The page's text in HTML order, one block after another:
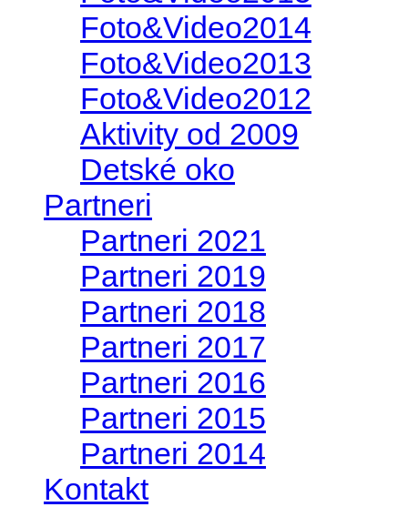
Foto&Video2014
Foto&Video2013
Foto&Video2012
Aktivity od 2009
Detské oko
Partneri
Partneri 2021
Partneri 2019
Partneri 2018
Partneri 2017
Partneri 2016
Partneri 2015
Partneri 2014
Kontakt